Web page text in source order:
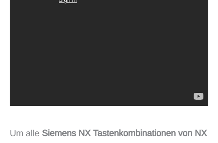
Um alle Siemens NX Tastenkombinationen von NX